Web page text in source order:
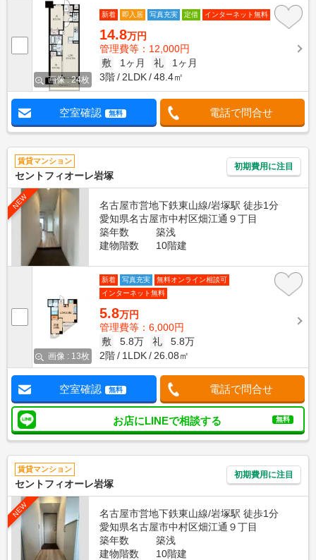
画像 : 24枚
新着 即入居 写真充実 定借 インターネット無料
14.8万円
管理費等：12,000円
敷
1ヶ月 礼
1ヶ月
3階
2LDK 48.4㎡
空室確認 無料 電話で問合せ
賃貸マンション
セントフィオーレ岩塚
初期費用に注目
NEW
名古屋市営地下鉄東山線/岩塚駅 徒歩1分
愛知県名古屋市中村区畑江通９丁目
築年数
築浅
建物階数
10階建
画像 : 13枚
新着 写真充実
無料オンライン相談可
インターネット無料
5.8万円
管理費等：6,000円
敷
5.8万 礼
5.8万
2階
1LDK 26.08㎡
空室確認 無料 電話で問合せ
お店にLINEで相談する 無料
賃貸マンション
セントフィオーレ岩塚
初期費用に注目
NEW
名古屋市営地下鉄東山線/岩塚駅 徒歩1分
愛知県名古屋市中村区畑江通９丁目
築年数
築浅
建物階数
10階建